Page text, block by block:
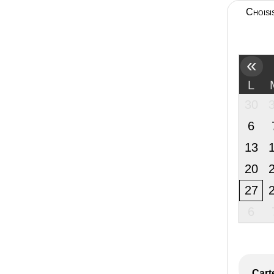
«
L
6
13
20
27